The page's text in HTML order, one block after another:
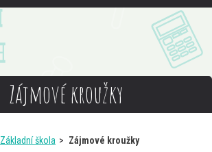
Zájmové kroužky
Základní škola Zájmové kroužky